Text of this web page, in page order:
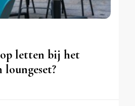
letten bij het
loungeset?